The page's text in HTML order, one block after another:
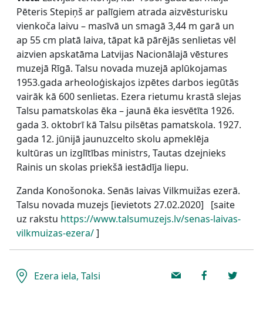
Pēteris Stepiņš ar palīgiem atrada aizvēsturisku
vienkoča laivu – masīvā un smagā 3,44 m garā un
ap 55 cm platā laiva, tāpat kā pārējās senlietas vēl
aizvien apskatāma Latvijas Nacionālajā vēstures
muzejā Rīgā. Talsu novada muzejā aplūkojamas
1953.gada arheoloģiskajos izpētes darbos iegūtās
vairāk kā 600 senlietas. Ezera rietumu krastā slejas
Talsu pamatskolas ēka – jaunā ēka iesvētīta 1926.
gada 3. oktobrī kā Talsu pilsētas pamatskola. 1927.
gada 12. jūnijā jaunuzcelto skolu apmeklēja
kultūras un izglītības ministrs, Tautas dzejnieks
Rainis un skolas priekšā iestādīja liepu.
Zanda Konošonoka. Senās laivas Vilkmuižas ezerā.
Talsu novada muzejs [ievietots 27.02.2020] [saite
uz rakstu https://www.talsumuzejs.lv/senas-laivas-
vilkmuizas-ezera/]
Ezera iela, Talsi